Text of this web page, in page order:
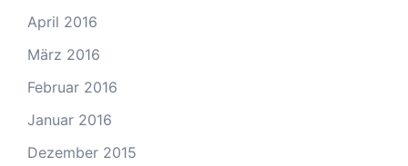
April 2016
März 2016
Februar 2016
Januar 2016
Dezember 2015